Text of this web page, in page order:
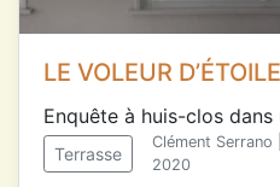
LE VOLEUR D’ÉTOILE
Enquête à huis-clos dans
Terrasse
Clément
2020